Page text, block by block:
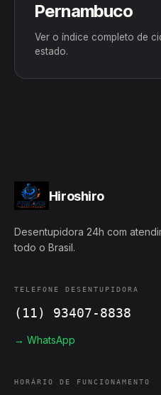
Pernambuco
Ver o índice completo de
estado.
Hiroshiro
Desentupidora 24h com
todo o Brasil.
TELEFONE DESENTUPIDORA
(11) 93407-8838
→ WhatsApp
HORÁRIO DE FUNCIONAMENTO